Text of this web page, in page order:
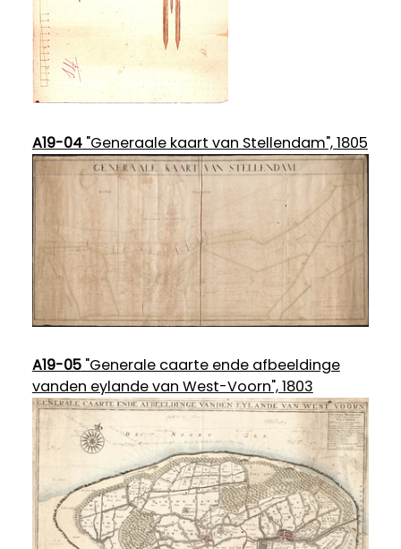
A19-04"Generaale kaart van Stellendam", 1805
A19-05"Generale caarte ende afbeeldinge
vanden eylande van West-Voorn", 1803